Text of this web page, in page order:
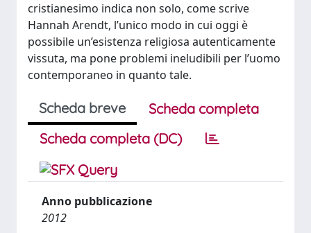
cristianesimo indica non solo, come scrive
Hannah Arendt, l’unico modo in cui oggi è
possibile un’esistenza religiosa autenticamente
vissuta, ma pone problemi ineludibili per l’uomo
contemporaneo in quanto tale.
Scheda breve
Scheda completa
Scheda completa (DC)
Anno pubblicazione
2012